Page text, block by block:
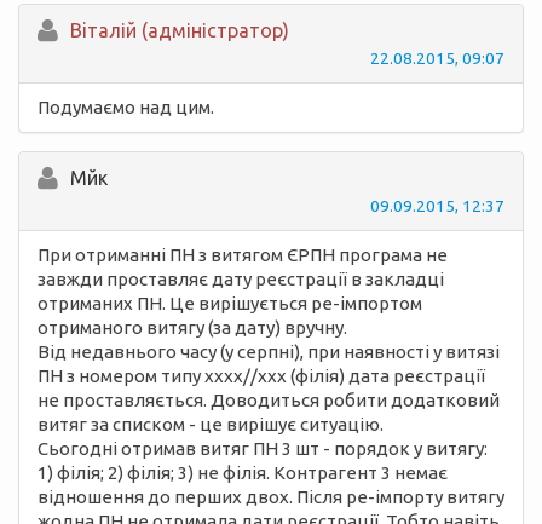
Вiталій (адміністратор)
22.08.2015, 09:07
Подумаємо над цим.
Мйк
09.09.2015, 12:37
При отриманні ПН з витягом ЄРПН програма не
завжди проставляє дату реєстрації в закладці
отриманих ПН. Це вирішується ре-імпортом
отриманого витягу (за дату) вручну.
Від недавнього часу (у серпні), при наявності у витязі
ПН з номером типу хххх//ххх (філія) дата реєстрації
не проставляється. Доводиться робити додатковий
витяг за списком - це вирішує ситуацію.
Сьогодні отримав витяг ПН 3 шт - порядок у витягу:
1) філія; 2) філія; 3) не філія. Контрагент 3 немає
відношення до перших двох. Після ре-імпорту витягу